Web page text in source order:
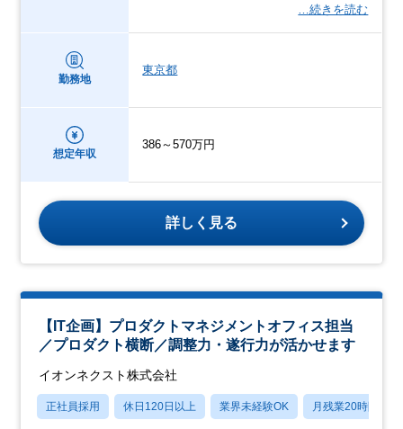
…続きを読む
勤務地
東京都
想定年収
386～570万円
詳しく見る
【IT企画】プロダクトマネジメントオフィス担当
／プロダクト横断／調整力・遂行力が活かせます
イオンネクスト株式会社
正社員採用 休日120日以上 業界未経験OK 月残業20時間以内